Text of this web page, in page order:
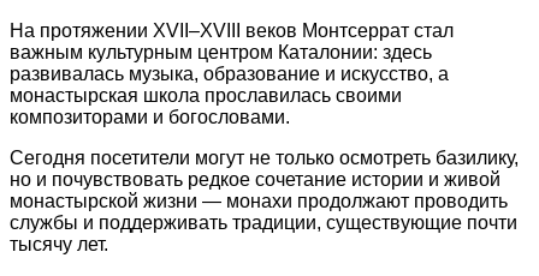
На протяжении XVII–XVIII веков Монтсеррат стал
важным культурным центром Каталонии: здесь
развивалась музыка, образование и искусство, а
монастырская школа прославилась своими
композиторами и богословами.
Сегодня посетители могут не только осмотреть базилику,
но и почувствовать редкое сочетание истории и живой
монастырской жизни — монахи продолжают проводить
службы и поддерживать традиции, существующие почти
тысячу лет.